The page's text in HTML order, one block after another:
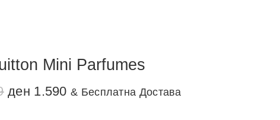
Mini Parfumes
ден 1.590 & Бесплатна Достава
се продадени во последниот 4 час